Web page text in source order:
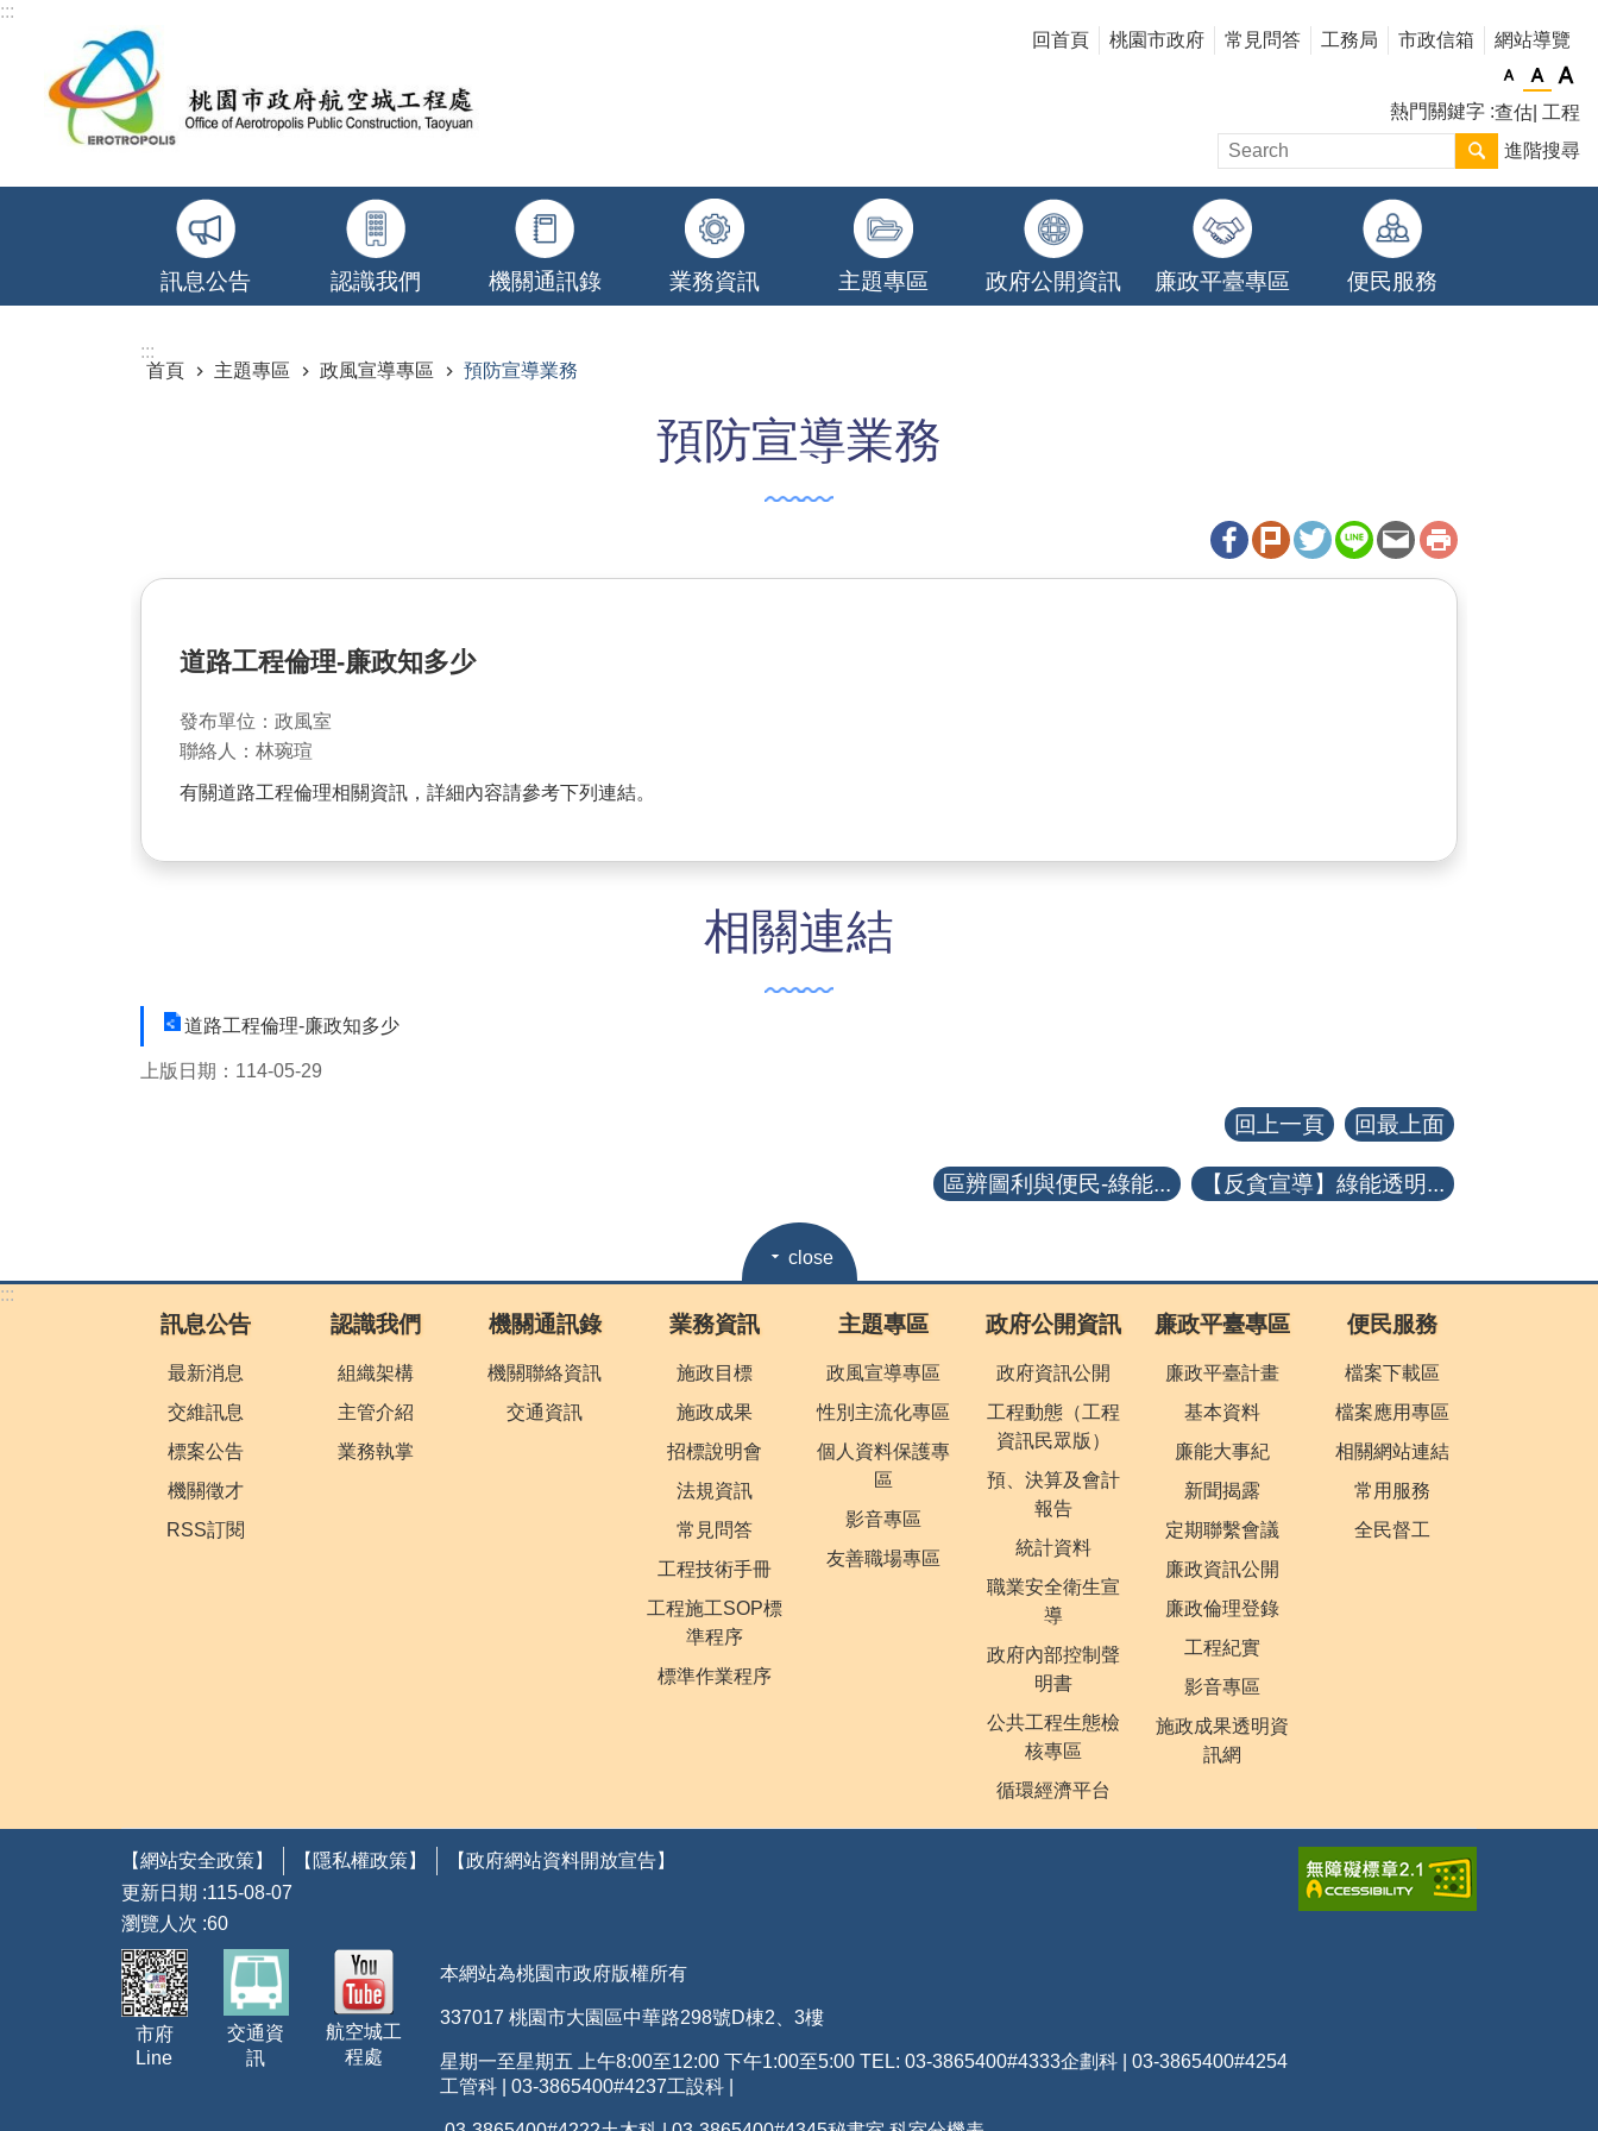
跳到主要內容區塊
:::
回首頁
桃園市政府 常見問答 工務局 市政信箱 網站導覽
熱門關鍵字 查估 工程
進階搜尋
訊息公告 認識我們 機關通訊錄 業務資訊 主題專區 政府公開資訊 廉政平臺專區 便民服務
:::
首頁
主題專區 政風宣導專區 預防宣導業務
預防宣導業務
道路工程倫理-廉政知多少
發布單位：政風室
聯絡人：林琬瑄
有關道路工程倫理相關資訊，詳細內容請參考下列連結。
相關連結
道路工程倫理-廉政知多少
上版日期：114-05-29
回上一頁 回最上面
區辨圖利與便民-綠能... 【反貪宣導】綠能透明...
close
:::
訊息公告
最新消息
交維訊息
標案公告
機關徵才
RSS訂閱
認識我們
組織架構
主管介紹
業務執掌
機關通訊錄
機關聯絡資訊
交通資訊
業務資訊
施政目標
施政成果
招標說明會
法規資訊
常見問答
工程技術手冊
工程施工SOP標
準程序
標準作業程序
主題專區
政風宣導專區
性別主流化專區
個人資料保護專
區
影音專區
友善職場專區
政府公開資訊
政府資訊公開
工程動態（工程
資訊民眾版）
預、決算及會計
報告
統計資料
職業安全衛生宣
導
政府內部控制聲
明書
公共工程生態檢
核專區
循環經濟平台
廉政平臺專區
廉政平臺計畫
基本資料
廉能大事紀
新聞揭露
定期聯繫會議
廉政資訊公開
廉政倫理登錄
工程紀實
影音專區
施政成果透明資
訊網
便民服務
檔案下載區
檔案應用專區
相關網站連結
常用服務
全民督工
【網站安全政策】 【隱私權政策】
【政府網站資料開放宣告】
更新日期
115-08-07
瀏覽人次 60
市府
Line
交通資
訊
航空城工
程處
本網站為桃園市政府版權所有
337017 桃園市大園區中華路298號D棟2、3樓
星期一至星期五 上午8:00至12:00 下午1:00至5:00 TEL: 03-3865400#4333企劃科 | 03-3865400#4254
工管科 | 03-3865400#4237工設科 |